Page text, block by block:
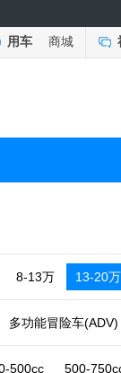
用车 商城
8-13万 13-20万
多功能冒险车(ADV)
500cc 500-